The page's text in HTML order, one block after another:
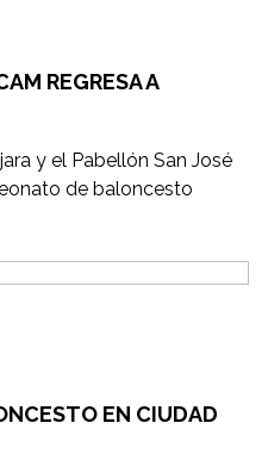
REGRESA A
y el Pabellón San José
de baloncesto
EN CIUDAD